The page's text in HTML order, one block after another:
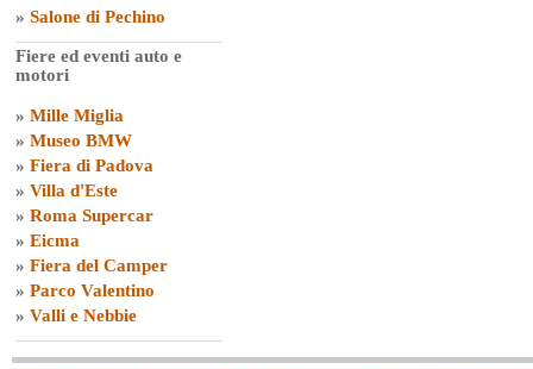
» Salone di Pechino
Fiere ed eventi auto e
motori
» Mille Miglia
» Museo BMW
» Fiera di Padova
» Villa d'Este
» Roma Supercar
» Eicma
» Fiera del Camper
» Parco Valentino
» Valli e Nebbie